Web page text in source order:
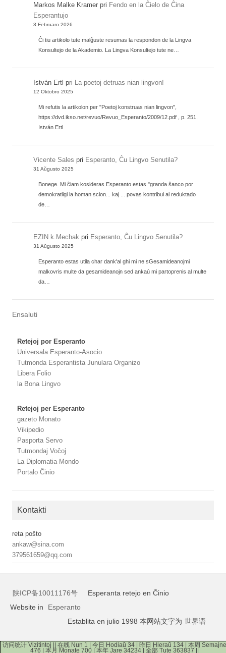
Markos Malke Kramer pri Fendo en la Ĉielo de Ĉina
Esperantujo
3 Februaro 2026
Ĉi tiu artikolo tute malĝuste resumas la respondon de la Lingva
Konsultejo de la Akademio. La Lingva Konsultejo tute ne…
István Ertl pri La poetoj detruas nian lingvon!
12 Oktobro 2025
Mi refutis la artikolon per "Poetoj konstruas nian lingvon",
https://dvd.ikso.net/revuo/Revuo_Esperanto/2009/12.pdf , p. 251.
István Ertl
Vicente Sales pri Esperanto, Ĉu Lingvo Senutila?
31 Aŭgusto 2025
Bonege. Mi ĉiam kosideras Esperanto estas "granda ŝanco por
demokratiigi la homan scion... kaj ... povas kontribui al reduktado
de…
EZIN k.Mechak pri Esperanto, Ĉu Lingvo Senutila?
31 Aŭgusto 2025
Esperanto estas utila char dank'al ghi mi ne sGesamideanojmi
malkovris multe da gesamideanojn sed ankaù mi partoprenis al multe
da…
Ensaluti
Retejoj por Esperanto
Universala Esperanto-Asocio
Tutmonda Esperantista Junulara Organizo
Libera Folio
la Bona Lingvo
Retejoj per Esperanto
gazeto Monato
Vikipedio
Pasporta Servo
Tutmondaj Voĉoj
La Diplomatia Mondo
Portalo Ĉinio
Kontakti
reta poŝto
ankaw@sina.com
379561659@qq.com
陕ICP备10011176号 Esperanta retejo en Ĉinio
Website in
Esperanto
Establita en julio 1998 本网站文字为 世界语
访问统计 Vizitintoj || 在线 Nun 1 | 今日 Hodiaŭ 34 | 昨日 Hieraŭ 134 | 本周 Semajne
476 | 本月 Monate 700 | 本年 Jare 34234 | 全部 Tute 363837 ||